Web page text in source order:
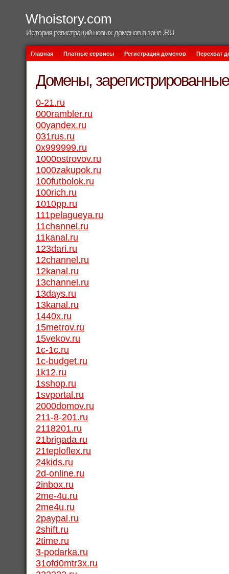
Whoistory.com
История регистраций новых доменов в зоне .RU
Главная Платные сервисы Регистрация доменов Перехват
Домены,
0-21.ru
000rambler.ru
00yandex.ru
031rus.ru
0x999999.ru
1000ostrovov.ru
1000zakupok.ru
100futbolok.ru
100rich.ru
1010pp.ru
111pelagueya.ru
11channel.ru
11kanal.ru
123dari.ru
12channel.ru
12kanal.ru
13channel.ru
13days.ru
13kanal.ru
1440x.ru
15metrov.ru
15vekov.ru
1c-1c.ru
1c-budget.ru
1k12.ru
1sshop.ru
1svportal.ru
2000domov.ru
211-8-201.ru
2118201.ru
21brigada.ru
21teploflex.ru
24kids.ru
2d-online.ru
2inbox.ru
2me-4u.ru
2me4u.ru
2paypal.ru
2shift.ru
2time.ru
3-podarka.ru
31ofd0mtr3x.ru